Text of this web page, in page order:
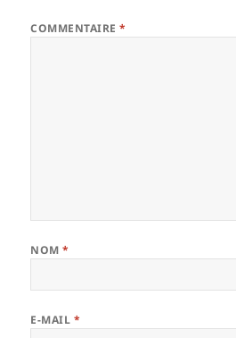
COMMENTAIRE*
NOM*
E-MAIL *